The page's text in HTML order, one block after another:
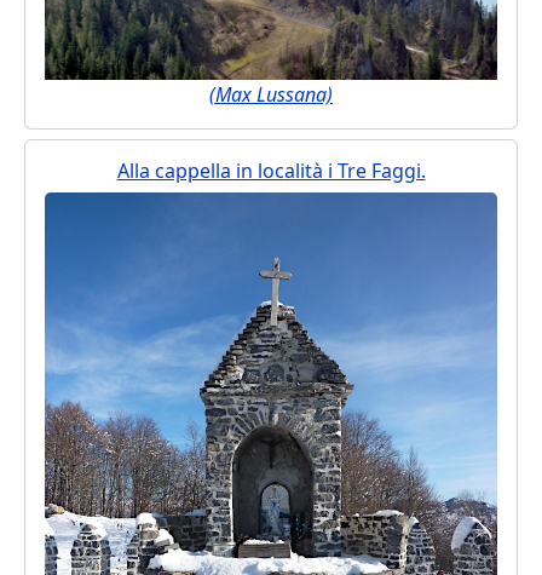
(Max Lussana)
Alla cappella in località i Tre Faggi.